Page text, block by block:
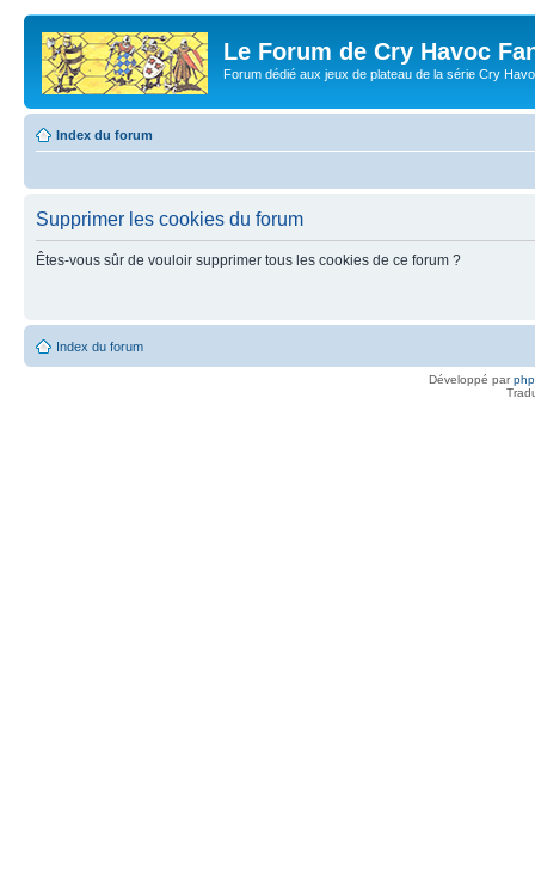
Le Forum de Cry Havoc
Forum dédié aux jeux de plateau de la série Cry
Index du forum
Supprimer les cookies du forum
Êtes-vous sûr de vouloir supprimer tous les cookies de ce forum ?
Index du forum
Développé par